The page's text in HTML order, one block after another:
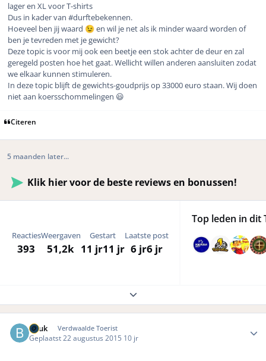
lager en XL voor T-shirts
Dus in kader van #durftebekennen.
Hoeveel ben jij waard 😉 en wil je net als ik minder waard worden of
ben je tevreden met je gewicht?
Deze topic is voor mij ook een beetje een stok achter de deur en zal
geregeld posten hoe het gaat. Wellicht willen anderen aansluiten zodat
we elkaar kunnen stimuleren.
In deze topic blijft de gewichts-goudprijs op 33000 euro staan. Wij doen
niet aan koersschommelingen 😃
Citeren
5 maanden later...
Klik hier voor de beste reviews en bonussen!
Reacties
393
Weergaven
51,2k
Gestart
11 jr11 jr
Laatste post
6 jr6 jr
Top leden in dit
Expand topic overview
Beuk Verdwaalde Toerist
Geplaatst22 augustus 2015 10 jr